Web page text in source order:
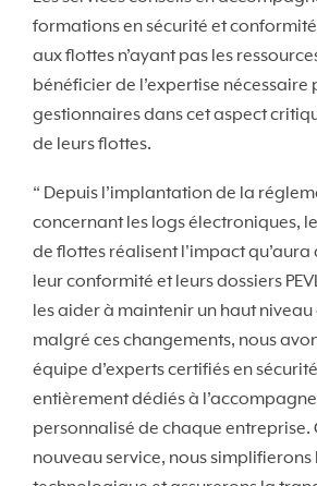
formations en sécurité et
aux flottes n’ayant pas les
bénéficier de l’expertise nécessaire
gestionnaires dans cet aspect
de leurs flottes.
“ Depuis l’implantation de la
concernant les logs électroniques,
de flottes réalisent l'impact qu’aura
leur conformité et leurs dossiers
les aider à maintenir un haut
malgré ces changements, nous
équipe d’experts certifiés en
entièrement dédiés à
personnalisé de chaque entreprise.
nouveau service, nous